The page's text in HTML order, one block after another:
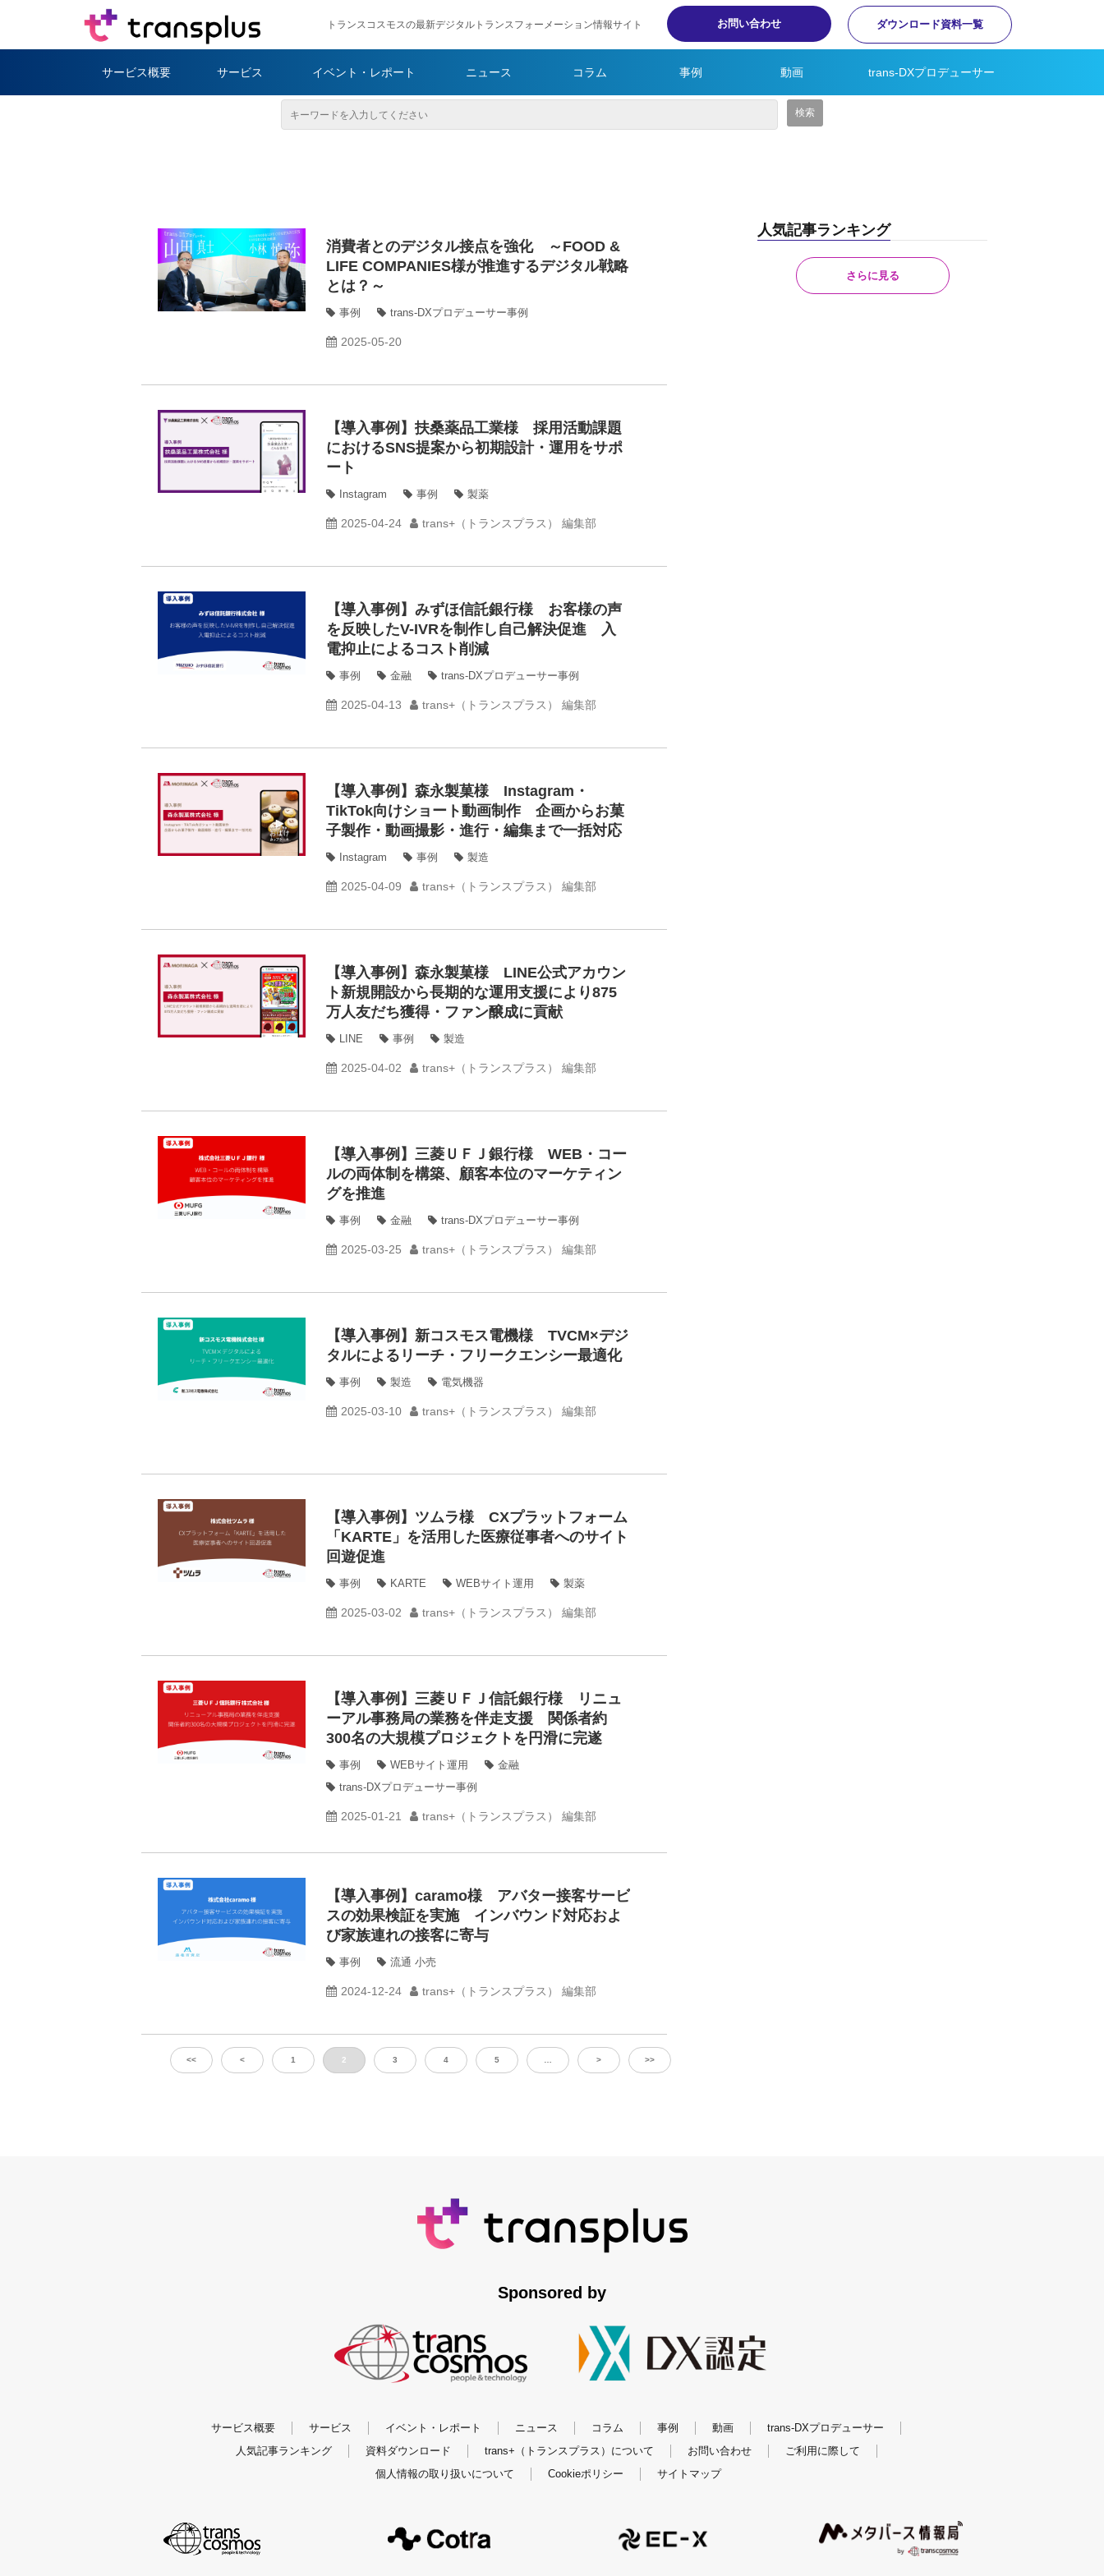
トランスコスモスの最新デジタルトランスフォーメーション情報サイト お問い合わせ ダウンロード資料一覧
サービス概要 サービス イベント・レポート ニュース コラム 事例 動画 trans-DXプロデューサー
消費者とのデジタル接点を強化 ～FOOD &
LIFE COMPANIES様が推進するデジタル戦略
とは？～
事例 trans-DXプロデューサー事例
2025-05-20
【導入事例】扶桑薬品工業様 採用活動課題
におけるSNS提案から初期設計・運用をサポ
ート
Instagram 事例 製薬
2025-04-24 trans+（トランスプラス） 編集部
【導入事例】みずほ信託銀行様 お客様の声
を反映したV-IVRを制作し自己解決促進 入
電抑止によるコスト削減
事例 金融 trans-DXプロデューサー事例
2025-04-13 trans+（トランスプラス） 編集部
【導入事例】森永製菓様 Instagram・
TikTok向けショート動画制作 企画からお菓
子製作・動画撮影・進行・編集まで一括対応
Instagram 事例 製造
2025-04-09 trans+（トランスプラス） 編集部
【導入事例】森永製菓様 LINE公式アカウン
ト新規開設から長期的な運用支援により875
万人友だち獲得・ファン醸成に貢献
LINE 事例 製造
2025-04-02 trans+（トランスプラス） 編集部
【導入事例】三菱ＵＦＪ銀行様 WEB・コー
ルの両体制を構築、顧客本位のマーケティン
グを推進
事例 金融 trans-DXプロデューサー事例
2025-03-25 trans+（トランスプラス） 編集部
【導入事例】新コスモス電機様 TVCM×デジ
タルによるリーチ・フリークエンシー最適化
事例 製造 電気機器
2025-03-10 trans+（トランスプラス） 編集部
【導入事例】ツムラ様 CXプラットフォーム
「KARTE」を活用した医療従事者へのサイト
回遊促進
事例 KARTE WEBサイト運用 製薬
2025-03-02 trans+（トランスプラス） 編集部
【導入事例】三菱ＵＦＪ信託銀行様 リニュ
ーアル事務局の業務を伴走支援 関係者約
300名の大規模プロジェクトを円滑に完遂
事例 WEBサイト運用
金融
trans-DXプロデューサー事例
2025-01-21 trans+（トランスプラス） 編集部
【導入事例】caramo様 アバター接客サービ
スの効果検証を実施 インバウンド対応およ
び家族連れの接客に寄与
事例 流通 小売
2024-12-24 trans+（トランスプラス） 編集部
<< < 1 2 3 4 5 > >>
人気記事ランキング
さらに見る
Sponsored by
サービス概要 サービス イベント・レポート ニュース コラム 事例 動画
trans-DXプロデューサー
人気記事ランキング
資料ダウンロード trans+（トランスプラス）について お問い合わせ
ご利用に際して
個人情報の取り扱いについて
Cookieポリシー サイトマップ